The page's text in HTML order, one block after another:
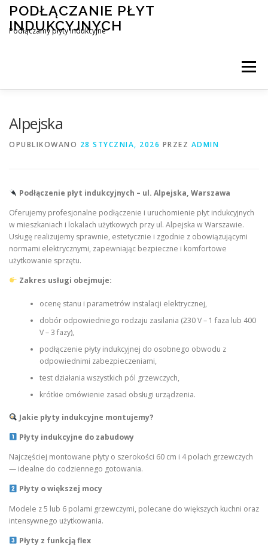
Przejdź
treści
PODŁĄCZANIE PŁYT
INDUKCYJNYCH
Podłączamy płyty indukcyjne
Menu
Alpejska
OPUBLIKOWANO 28 STYCZNIA, 2026 PRZEZ ADMIN
Podłączenie płyt indukcyjnych – ul. Alpejska, Warszawa
Oferujemy profesjonalne podłączenie i uruchomienie płyt indukcyjnych
w mieszkaniach i lokalach użytkowych przy ul. Alpejska w Warszawie.
Usługę realizujemy sprawnie, estetycznie i zgodnie z obowiązującymi
normami elektrycznymi, zapewniając bezpieczne i komfortowe
użytkowanie sprzętu.
Zakres usługi obejmuje:
ocenę stanu i parametrów instalacji elektrycznej,
dobór odpowiedniego rodzaju zasilania (230 V – 1 faza lub 400
V – 3 fazy),
podłączenie płyty indukcyjnej do osobnego obwodu z
odpowiednimi zabezpieczeniami,
test działania wszystkich pól grzewczych,
krótkie omówienie zasad obsługi urządzenia.
Jakie płyty indukcyjne montujemy?
Płyty indukcyjne do zabudowy
Najczęściej montowane płyty o szerokości 60 cm i 4 polach grzewczych
— idealne do codziennego gotowania.
Płyty o większej mocy
Modele z 5 lub 6 polami grzewczymi, polecane do większych kuchni oraz
intensywnego użytkowania.
Płyty z funkcją flex